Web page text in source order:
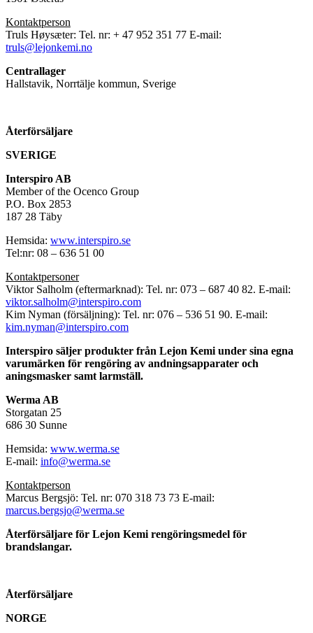
Kontaktperson
Truls Høysæter: Tel. nr: + 47 952 351 77 E-mail:
truls@lejonkemi.no
Centrallager
Hallstavik, Norrtälje kommun, Sverige
Återförsäljare
SVERIGE
Interspiro AB
Member of the Ocenco Group
P.O. Box 2853
187 28 Täby
Hemsida: www.interspiro.se
Tel:nr: 08 – 636 51 00
Kontaktpersoner
Viktor Salholm (eftermarknad): Tel. nr: 073 – 687 40 82. E-mail:
viktor.salholm@interspiro.com
Kim Nyman (försäljning): Tel. nr: 076 – 536 51 90. E-mail:
kim.nyman@interspiro.com
Interspiro säljer produkter från Lejon Kemi under sina egna
varumärken för rengöring av andningsapparater och
aningsmasker samt larmställ.
Werma AB
Storgatan 25
686 30 Sunne
Hemsida: www.werma.se
E-mail: info@werma.se
Kontaktperson
Marcus Bergsjö: Tel. nr: 070 318 73 73 E-mail:
marcus.bergsjo@werma.se
Återförsäljare för Lejon Kemi rengöringsmedel för
brandslangar.
Återförsäljare
NORGE